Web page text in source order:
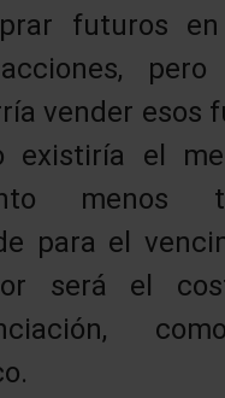
futuros
pero
vender esos
existiría el
menos
para el
será el